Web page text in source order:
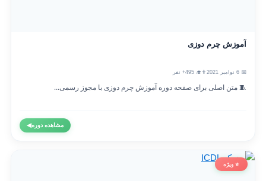
آموزش چرم دوزی
👨‍🎓 495+ نفر
🧵 متن اصلی برای صفحه دوره آموزش چرم دوزی با مجوز رسمی...
مشاهده دوره◀
⭐ ویژه